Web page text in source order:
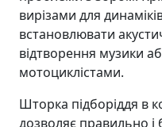
вирізами для
встановлювати
відтворення музики
мотоциклістами.
Шторка підборіддя в
дозволяє правильно